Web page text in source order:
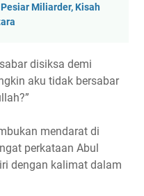
Miliarder, Kisah
disiksa demi
aku tidak bersabar
mendarat di
perkataan Abul
dengan kalimat dalam